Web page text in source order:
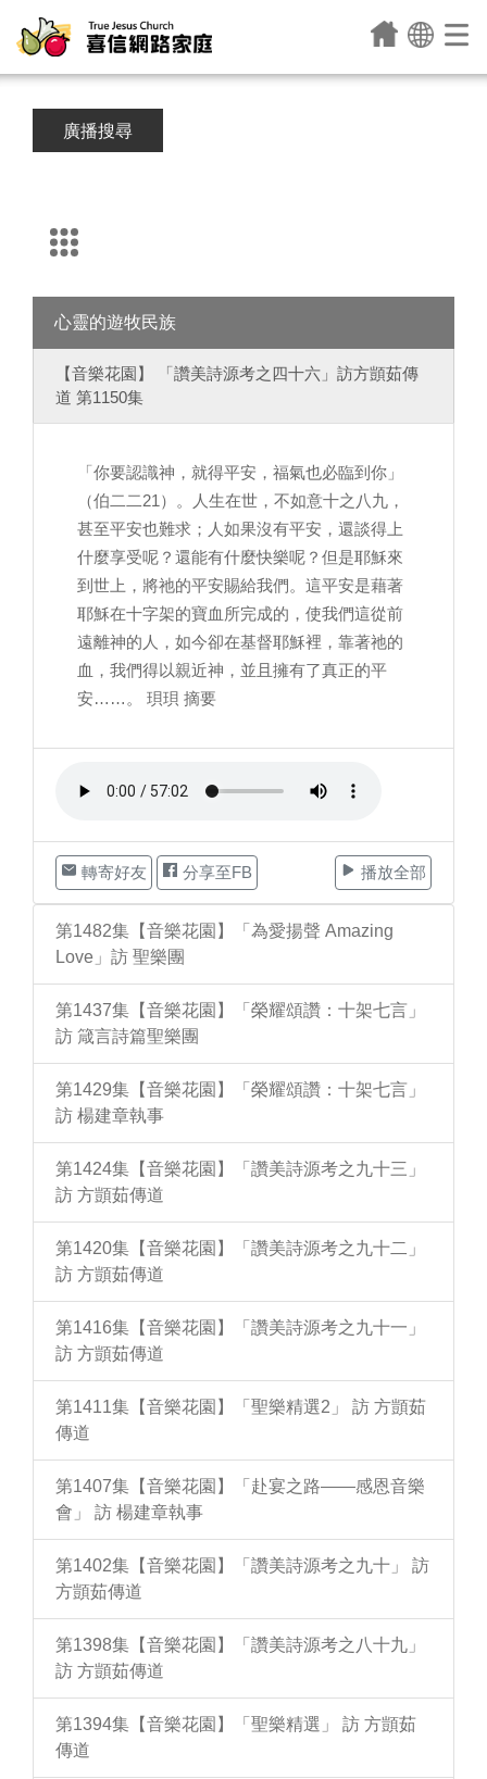
廣播搜尋
心靈的遊牧民族
【音樂花園】 「讚美詩源考之四十六」訪方顗茹傳
道 第1150集
「你要認識神，就得平安，福氣也必臨到你」
（伯二二21）。人生在世，不如意十之八九，
甚至平安也難求；人如果沒有平安，還談得上
什麼享受呢？還能有什麼快樂呢？但是耶穌來
到世上，將祂的平安賜給我們。這平安是藉著
耶穌在十字架的寶血所完成的，使我們這從前
遠離神的人，如今卻在基督耶穌裡，靠著祂的
血，我們得以親近神，並且擁有了真正的平
安……。 珼珼 摘要
轉寄好友 分享至FB 播放全部
第1482集【音樂花園】「為愛揚聲 Amazing
Love」訪 聖樂團
第1437集【音樂花園】「榮耀頌讚：十架七言」
訪 箴言詩篇聖樂團
第1429集【音樂花園】「榮耀頌讚：十架七言」
訪 楊建章執事
第1424集【音樂花園】「讚美詩源考之九十三」
訪 方顗茹傳道
第1420集【音樂花園】「讚美詩源考之九十二」
訪 方顗茹傳道
第1416集【音樂花園】「讚美詩源考之九十一」
訪 方顗茹傳道
第1411集【音樂花園】「聖樂精選2」 訪 方顗茹
傳道
第1407集【音樂花園】「赴宴之路——感恩音樂
會」 訪 楊建章執事
第1402集【音樂花園】「讚美詩源考之九十」 訪
方顗茹傳道
第1398集【音樂花園】「讚美詩源考之八十九」
訪 方顗茹傳道
第1394集【音樂花園】「聖樂精選」 訪 方顗茹
傳道